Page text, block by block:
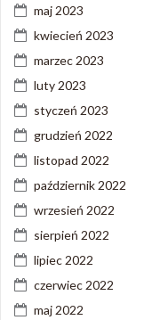
maj 2023
kwiecień 2023
marzec 2023
luty 2023
styczeń 2023
grudzień 2022
listopad 2022
październik 2022
wrzesień 2022
sierpień 2022
lipiec 2022
czerwiec 2022
maj 2022